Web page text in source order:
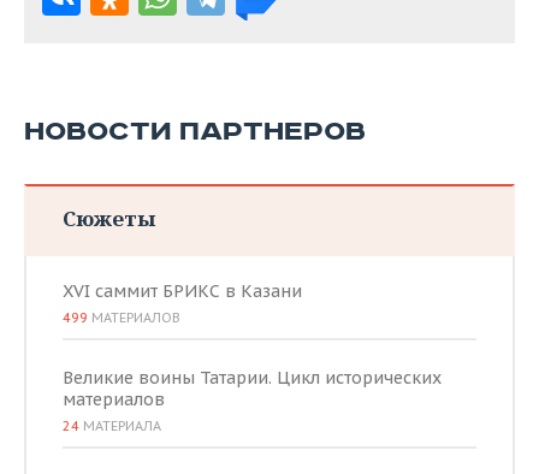
НОВОСТИ ПАРТНЕРОВ
Сюжеты
XVI саммит БРИКС в Казани
499 МАТЕРИАЛОВ
Великие воины Татарии. Цикл исторических
материалов
24 МАТЕРИАЛА